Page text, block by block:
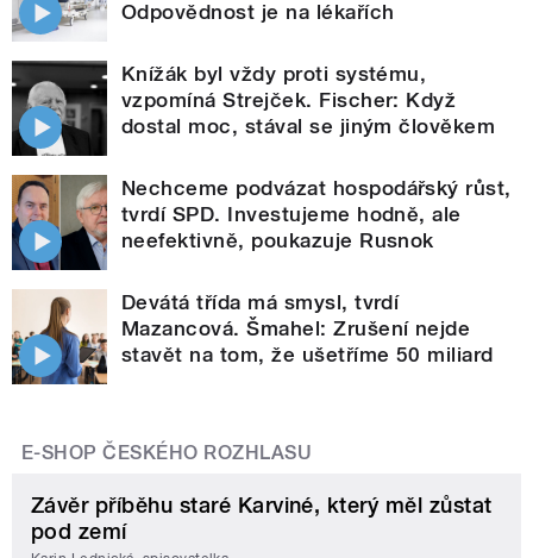
Odpovědnost je na lékařích
Knížák byl vždy proti systému,
vzpomíná Strejček. Fischer: Když
dostal moc, stával se jiným člověkem
Nechceme podvázat hospodářský růst,
tvrdí SPD. Investujeme hodně, ale
neefektivně, poukazuje Rusnok
Devátá třída má smysl, tvrdí
Mazancová. Šmahel: Zrušení nejde
stavět na tom, že ušetříme 50 miliard
E-SHOP ČESKÉHO ROZHLASU
Závěr příběhu staré Karviné, který měl zůstat
pod zemí